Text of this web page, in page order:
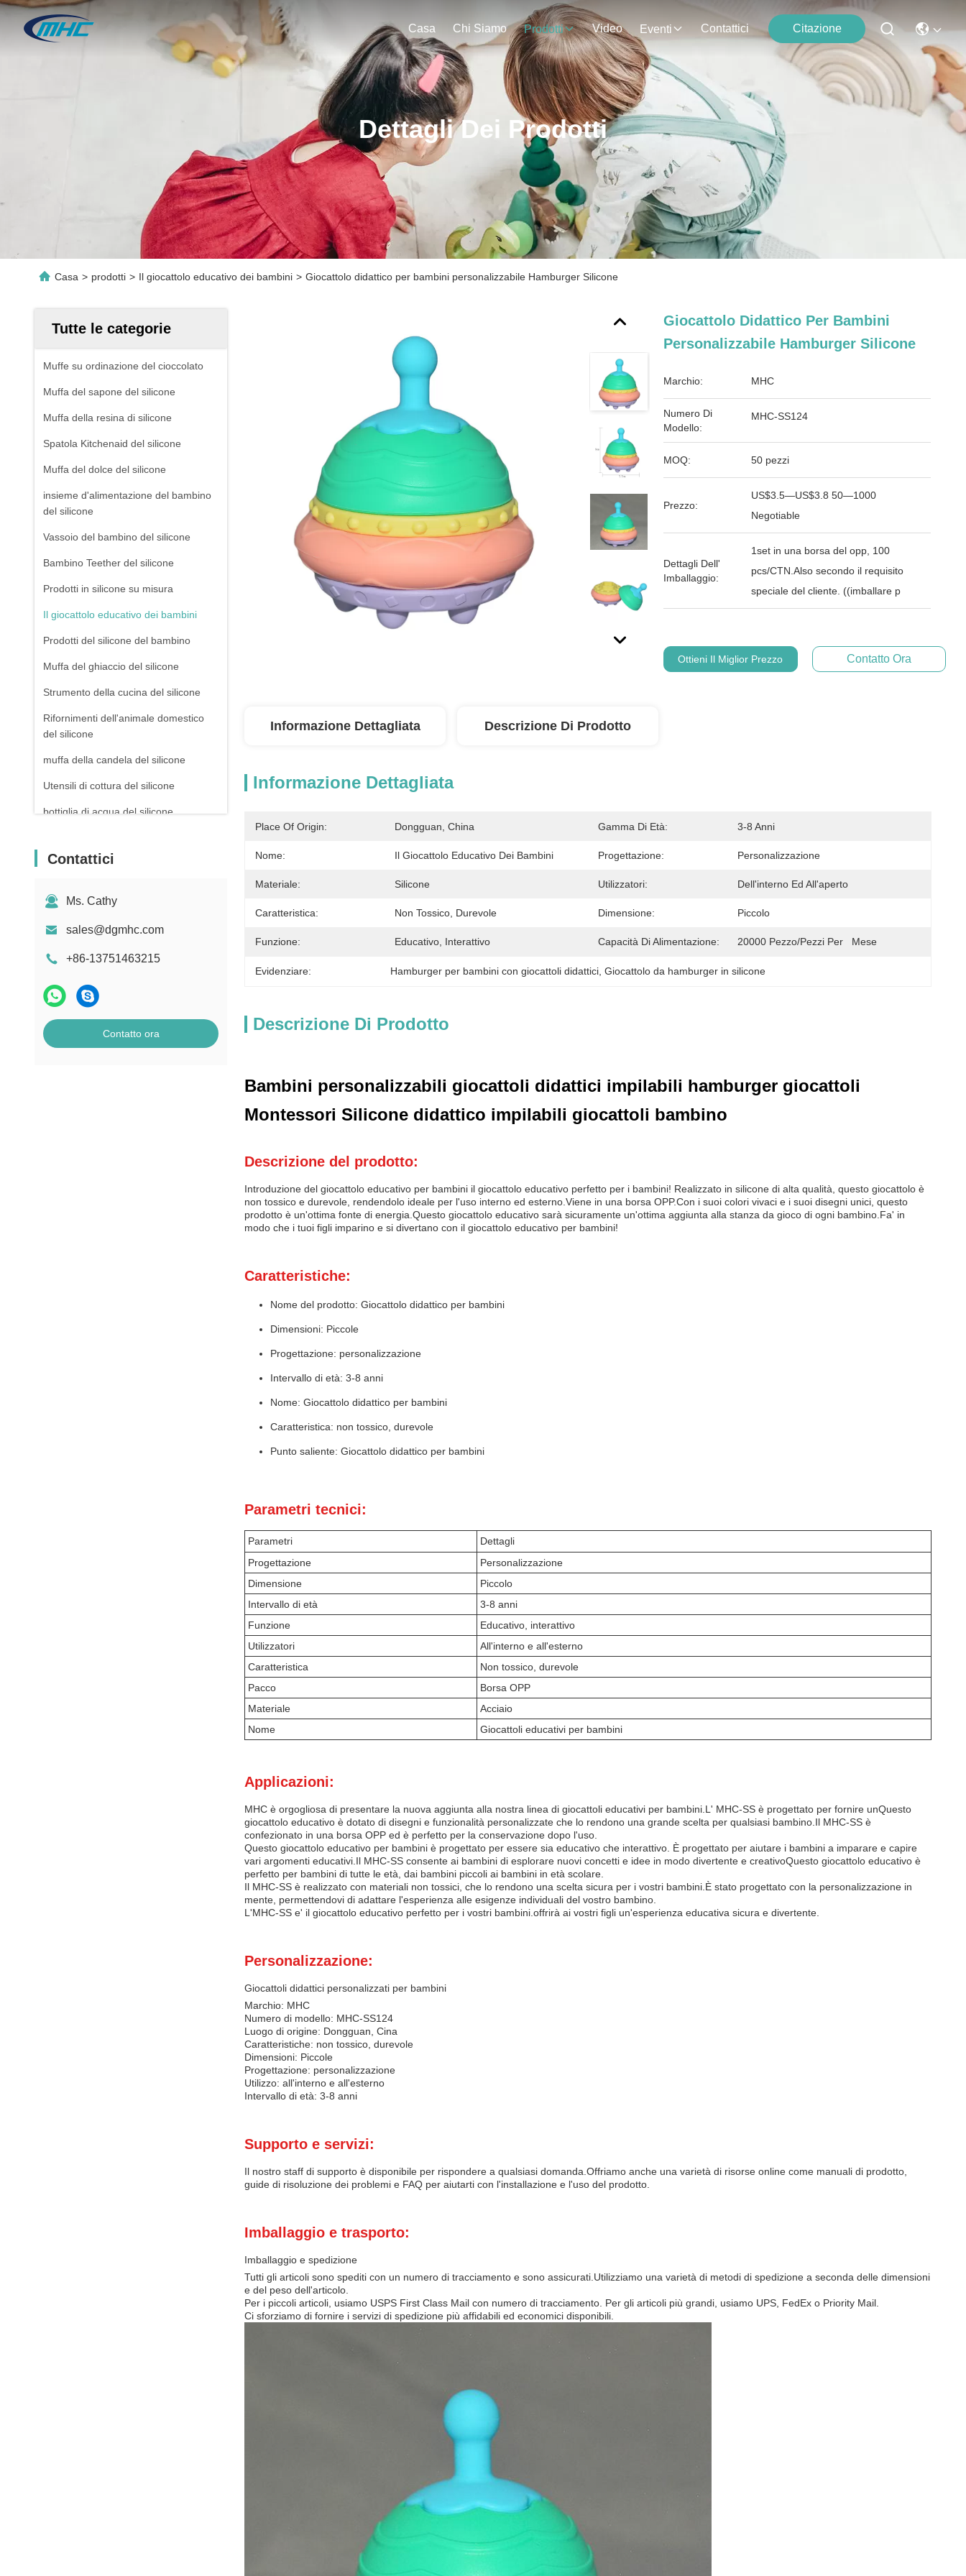
Casa Chi Siamo Prodotti Video Eventi Contattici Citazione
Dettagli Dei Prodotti
Casa > prodotti > Il giocattolo educativo dei bambini > Giocattolo didattico per bambini personalizzabile Hamburger Silicone
Tutte le categorie
Muffe su ordinazione del cioccolato
Muffa del sapone del silicone
Muffa della resina di silicone
Spatola Kitchenaid del silicone
Muffa del dolce del silicone
insieme d'alimentazione del bambino
del silicone
Vassoio del bambino del silicone
Bambino Teether del silicone
Prodotti in silicone su misura
Il giocattolo educativo dei bambini
Prodotti del silicone del bambino
Muffa del ghiaccio del silicone
Strumento della cucina del silicone
Rifornimenti dell'animale domestico
del silicone
muffa della candela del silicone
Utensili di cottura del silicone
bottiglia di acqua del silicone
Contattici
Ms. Cathy
sales@dgmhc.com
+86-13751463215
Contatto ora
Giocattolo Didattico Per Bambini
Personalizzabile Hamburger Silicone
Marchio: MHC
Numero Di
Modello:
MHC-SS124
MOQ: 50 pezzi
Prezzo:
US$3.5—US$3.8 50—1000
Negotiable
Dettagli Dell'
Imballaggio:
1set in una borsa del opp, 100
pcs/CTN.Also secondo il requisito
speciale del cliente. ((imballare p
Ottieni Il Miglior Prezzo Contatto Ora
Informazione Dettagliata Descrizione Di Prodotto
Informazione Dettagliata
Place Of Origin: Dongguan, China Gamma Di Età: 3-8 Anni
Nome: Il Giocattolo Educativo Dei Bambini Progettazione: Personalizzazione
Materiale: Silicone Utilizzatori: Dell'interno Ed All'aperto
Caratteristica: Non Tossico, Durevole Dimensione: Piccolo
Funzione: Educativo, Interattivo Capacità Di Alimentazione: 20000 Pezzo/pezzi Per   Mese
Evidenziare: Hamburger per bambini con giocattoli didattici , Giocattolo da hamburger in silicone
Descrizione Di Prodotto
Bambini personalizzabili giocattoli didattici impilabili hamburger giocattoli
Montessori Silicone didattico impilabili giocattoli bambino
Descrizione del prodotto:
Introduzione del giocattolo educativo per bambini il giocattolo educativo perfetto per i bambini! Realizzato in silicone di alta qualità, questo giocattolo è
non tossico e durevole, rendendolo ideale per l'uso interno ed esterno.Viene in una borsa OPP.Con i suoi colori vivaci e i suoi disegni unici, questo
prodotto è un'ottima fonte di energia.Questo giocattolo educativo sarà sicuramente un'ottima aggiunta alla stanza da gioco di ogni bambino.Fa' in
modo che i tuoi figli imparino e si divertano con il giocattolo educativo per bambini!
Caratteristiche:
Nome del prodotto: Giocattolo didattico per bambini
Dimensioni: Piccole
Progettazione: personalizzazione
Intervallo di età: 3-8 anni
Nome: Giocattolo didattico per bambini
Caratteristica: non tossico, durevole
Punto saliente: Giocattolo didattico per bambini
Parametri tecnici:
Parametri
Dettagli
Progettazione
Personalizzazione
Dimensione
Piccolo
Intervallo di età
3-8 anni
Funzione
Educativo, interattivo
Utilizzatori
All'interno e all'esterno
Caratteristica
Non tossico, durevole
Pacco
Borsa OPP
Materiale
Acciaio
Nome
Giocattoli educativi per bambini
Applicazioni:
MHC è orgogliosa di presentare la nuova aggiunta alla nostra linea di giocattoli educativi per bambini.L' MHC-SS è progettato per fornire unQuesto
giocattolo educativo è dotato di disegni e funzionalità personalizzate che lo rendono una grande scelta per qualsiasi bambino.Il MHC-SS è
confezionato in una borsa OPP ed è perfetto per la conservazione dopo l'uso.
Questo giocattolo educativo per bambini è progettato per essere sia educativo che interattivo. È progettato per aiutare i bambini a imparare e capire
vari argomenti educativi.Il MHC-SS consente ai bambini di esplorare nuovi concetti e idee in modo divertente e creativoQuesto giocattolo educativo è
perfetto per bambini di tutte le età, dai bambini piccoli ai bambini in età scolare.
Il MHC-SS è realizzato con materiali non tossici, che lo rendono una scelta sicura per i vostri bambini.È stato progettato con la personalizzazione in
mente, permettendovi di adattare l'esperienza alle esigenze individuali del vostro bambino.
L'MHC-SS e' il giocattolo educativo perfetto per i vostri bambini.offrirà ai vostri figli un'esperienza educativa sicura e divertente.
Personalizzazione:
Giocattoli didattici personalizzati per bambini
Marchio: MHC
Numero di modello: MHC-SS124
Luogo di origine: Dongguan, Cina
Caratteristiche: non tossico, durevole
Dimensioni: Piccole
Progettazione: personalizzazione
Utilizzo: all'interno e all'esterno
Intervallo di età: 3-8 anni
Supporto e servizi:
Il nostro staff di supporto è disponibile per rispondere a qualsiasi domanda.Offriamo anche una varietà di risorse online come manuali di prodotto,
guide di risoluzione dei problemi e FAQ per aiutarti con l'installazione e l'uso del prodotto.
Imballaggio e trasporto:
Imballaggio e spedizione
Tutti gli articoli sono spediti con un numero di tracciamento e sono assicurati.Utilizziamo una varietà di metodi di spedizione a seconda delle dimensioni
e del peso dell'articolo.
Per i piccoli articoli, usiamo USPS First Class Mail con numero di tracciamento. Per gli articoli più grandi, usiamo UPS, FedEx o Priority Mail.
Ci sforziamo di fornire i servizi di spedizione più affidabili ed economici disponibili.